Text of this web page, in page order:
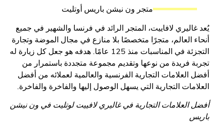
متجر ون نيشن باريس أوتليت
لافاييت، المتجر الرائد في فرنسا والشهير في جميع
العالم، متجرًا متخصصًا بلا منازع في مجال الموضة وتجارة
التجزئة في المناسبات منذ 125 عامًا. هدفه هو جعل كل زيارة له
فريدة من نوعها وتقديم مجموعة متجددة باستمرار من
التجارية الفرنسية والعالمية لعملائه من أفضل
التجارية التي يسهل الوصول إليها والفاخرة والفاخرة.
التجارية في غاليري لافييت لوتليت في ون نيشن